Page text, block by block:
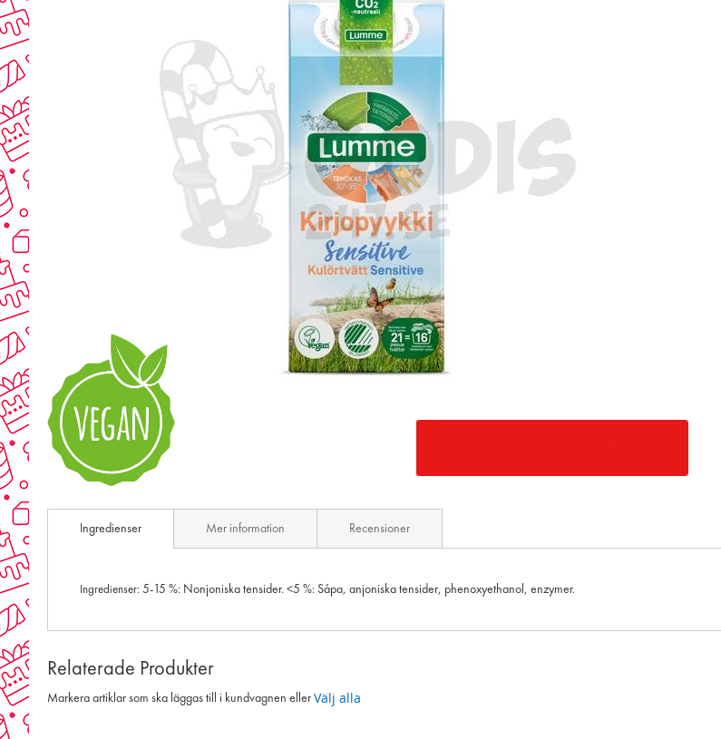
to
Ingredienser
Ingredienser: 5-15 %: Nonjoniska tensider. <5 %: Såpa, anjoniska tensider, phenoxyethanol, enzymer.
Mer information Recensioner
Relaterade Produkter
Markera artiklar som ska läggas till i kundvagnen eller Välj alla